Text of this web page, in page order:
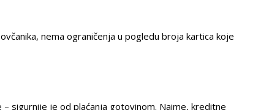
nema ograničenja u pogledu broja kartica koje
sigurnije je od plaćanja gotovinom. Naime, kreditne